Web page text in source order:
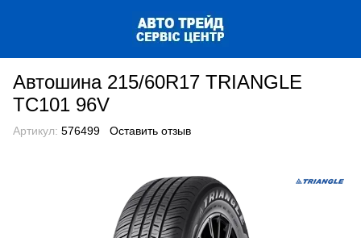
Автошина 215/60R17 TRIANGLE
TC101 96V
Артикул: 576499 Оставить отзыв